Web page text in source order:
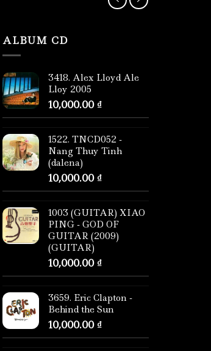
ALBUM CD
3418. Alex Lloyd Ale
Lloy 2005
10,000.00 ₫
1522. TNCD052 -
Nang Thuy Tinh
(dalena)
10,000.00 ₫
1003 (GUITAR) XIAO
PING - GOD OF
GUITAR (2009)
(GUITAR)
10,000.00 ₫
3659. Eric Clapton -
Behind the Sun
10,000.00 ₫